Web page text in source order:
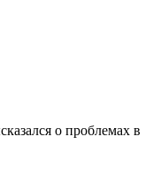
о проблемах в